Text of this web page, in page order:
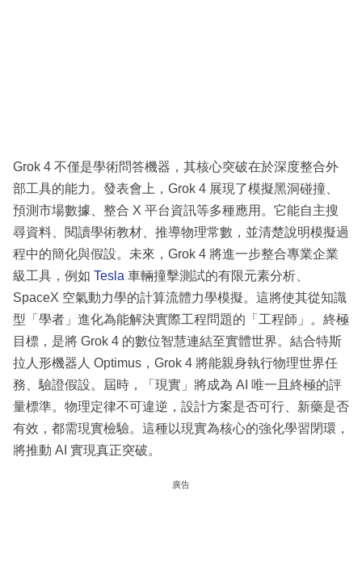
Grok 4 不僅是學術問答機器，其核心突破在於深度整合外
部工具的能力。發表會上，Grok 4 展現了模擬黑洞碰撞、
預測市場數據、整合 X 平台資訊等多種應用。它能自主搜
尋資料、閱讀學術教材、推導物理常數，並清楚說明模擬過
程中的簡化與假設。未來，Grok 4 將進一步整合專業企業
級工具，例如 Tesla 車輛撞擊測試的有限元素分析、
SpaceX 空氣動力學的計算流體力學模擬。這將使其從知識
型「學者」進化為能解決實際工程問題的「工程師」。終極
目標，是將 Grok 4 的數位智慧連結至實體世界。結合特斯
拉人形機器人 Optimus，Grok 4 將能親身執行物理世界任
務、驗證假設。屆時，「現實」將成為 AI 唯一且終極的評
量標準。物理定律不可違逆，設計方案是否可行、新藥是否
有效，都需現實檢驗。這種以現實為核心的強化學習閉環，
將推動 AI 實現真正突破。
廣告